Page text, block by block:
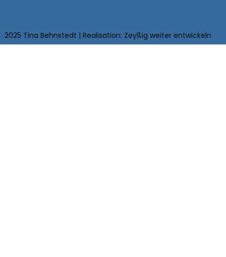
2025 Tina Behnstedt | Realisation: Zeyßig weiter entwickeln